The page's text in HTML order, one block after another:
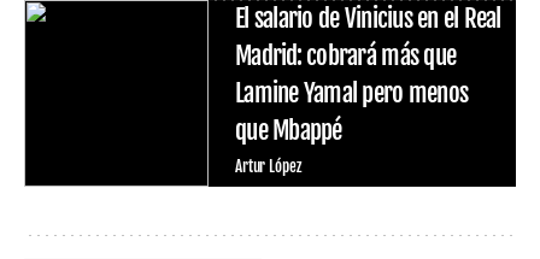
El salario de Vinicius en el Real
Madrid: cobrará más que
Lamine Yamal pero menos
que Mbappé
Artur López